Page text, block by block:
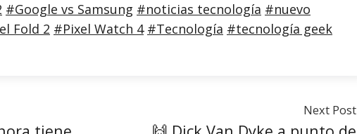
#Google vs Samsung #noticias tecnología #nuevo
Fold 2 #Pixel Watch 4 #Tecnología #tecnología geek
Next Post